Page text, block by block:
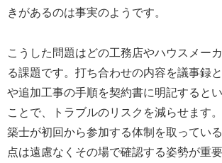
きがあるのは事実のようです。
こうした問題はどの工務店やハウスメー
る課題です。打ち合わせの内容を議事録
や追加工事の手順を契約書に明記すると
ことで、トラブルのリスクを減らせます
築士が初回から参加する体制を取ってい
点は遠慮なくその場で確認する姿勢が重要